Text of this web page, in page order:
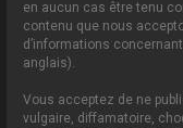
en aucun cas être tenu
contenu que nous
d’informations
anglais).
Vous acceptez de ne
vulgaire, diffamatoire,